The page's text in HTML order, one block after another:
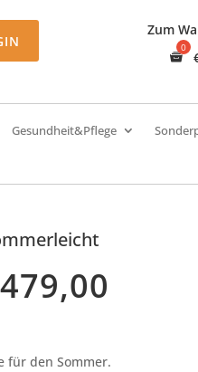
Zum
Gesundheit&Pflege
479,00
für den Sommer.